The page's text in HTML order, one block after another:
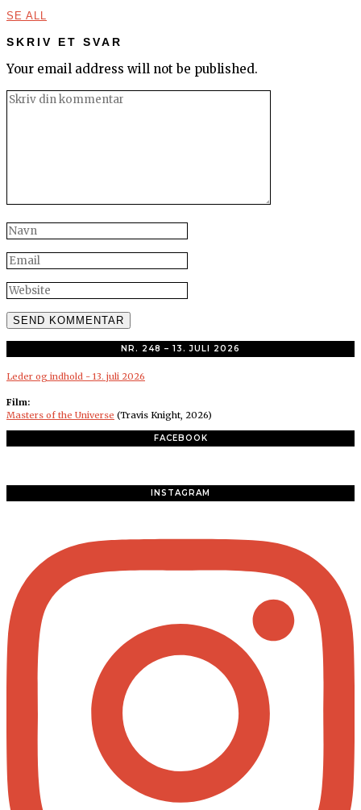
SE ALL
SKRIV ET SVAR
Your email address will not be published.
NR. 248 – 13. JULI 2026
Leder og indhold - 13. juli 2026
Film:
Masters of the Universe (Travis Knight, 2026)
FACEBOOK
INSTAGRAM